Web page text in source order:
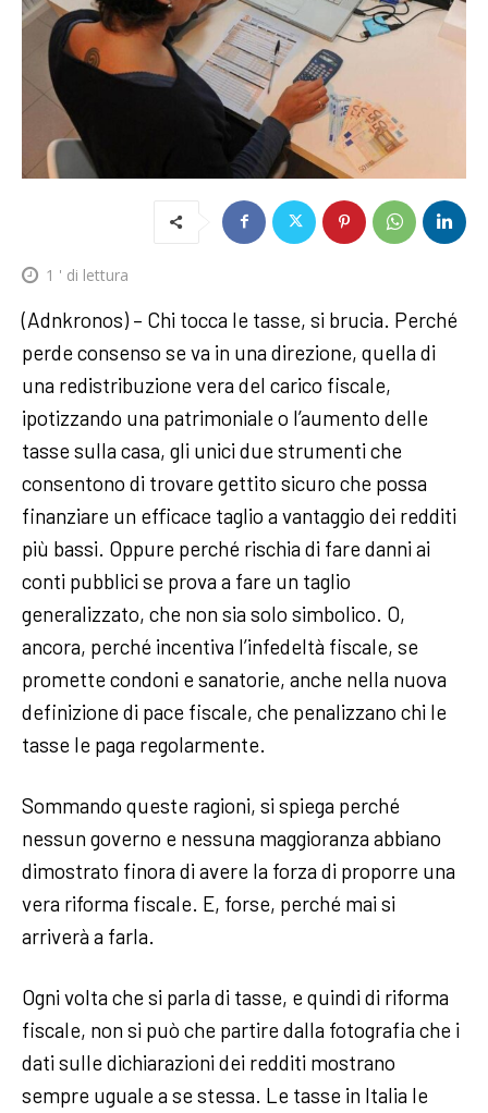
1 ' di lettura
(Adnkronos) – Chi tocca le tasse, si brucia. Perché
perde consenso se va in una direzione, quella di
una redistribuzione vera del carico fiscale,
ipotizzando una patrimoniale o l’aumento delle
tasse sulla casa, gli unici due strumenti che
consentono di trovare gettito sicuro che possa
finanziare un efficace taglio a vantaggio dei redditi
più bassi. Oppure perché rischia di fare danni ai
conti pubblici se prova a fare un taglio
generalizzato, che non sia solo simbolico. O,
ancora, perché incentiva l’infedeltà fiscale, se
promette condoni e sanatorie, anche nella nuova
definizione di pace fiscale, che penalizzano chi le
tasse le paga regolarmente.
Sommando queste ragioni, si spiega perché
nessun governo e nessuna maggioranza abbiano
dimostrato finora di avere la forza di proporre una
vera riforma fiscale. E, forse, perché mai si
arriverà a farla.
Ogni volta che si parla di tasse, e quindi di riforma
fiscale, non si può che partire dalla fotografia che i
dati sulle dichiarazioni dei redditi mostrano
sempre uguale a se stessa. Le tasse in Italia le